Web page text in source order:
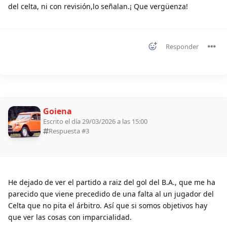
del celta, ni con revisión,lo señalan.¡ Que vergüenza!
Responder
Goiena
Escrito el día 29/03/2026 a las 15:00
Respuesta #3
He dejado de ver el partido a raiz del gol del B.A., que me ha
parecido que viene precedido de una falta al un jugador del
Celta que no pita el árbitro. Así que si somos objetivos hay
que ver las cosas con imparcialidad.